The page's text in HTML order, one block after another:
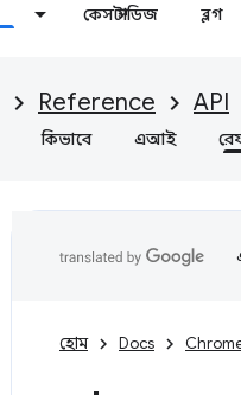
কেস স্টাডিজ ব্লগ
Reference API
কিভাবে এআই
হোম Docs